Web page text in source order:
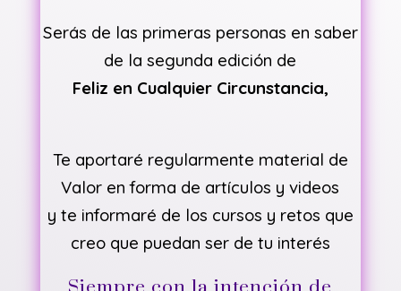
Serás de las primeras personas en saber
de la segunda edición de
Feliz en Cualquier Circunstancia,
Te aportaré regularmente material de
Valor en forma de artículos y videos
y te informaré de los cursos y retos que
creo que puedan ser de tu interés